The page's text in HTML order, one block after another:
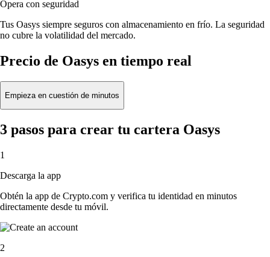
Opera con seguridad
Tus Oasys siempre seguros con almacenamiento en frío. La seguridad
no cubre la volatilidad del mercado.
Precio de Oasys en tiempo real
Empieza en cuestión de minutos
3 pasos para crear tu cartera Oasys
1
Descarga la app
Obtén la app de Crypto.com y verifica tu identidad en minutos
directamente desde tu móvil.
2